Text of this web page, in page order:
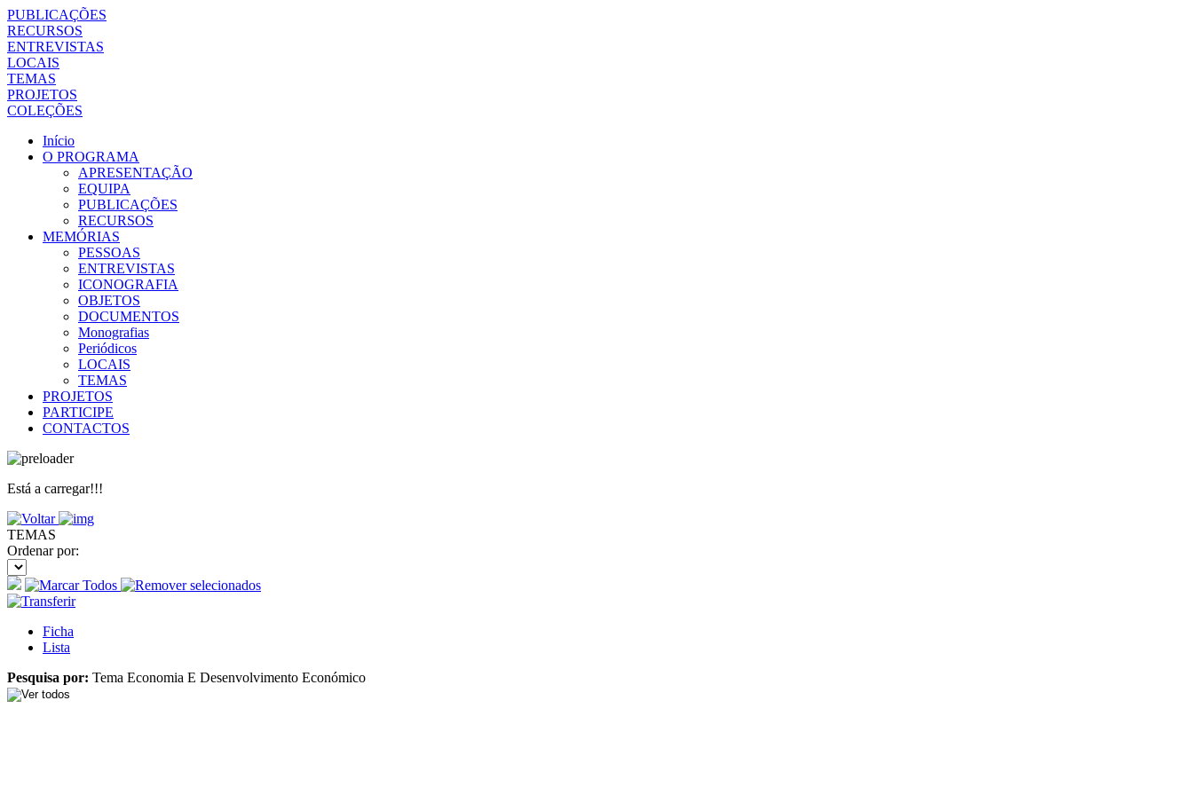
PUBLICAÇÕES
RECURSOS
ENTREVISTAS
LOCAIS
TEMAS
PROJETOS
COLEÇÕES
Início
O PROGRAMA
APRESENTAÇÃO
EQUIPA
PUBLICAÇÕES
RECURSOS
MEMÓRIAS
PESSOAS
ENTREVISTAS
ICONOGRAFIA
OBJETOS
DOCUMENTOS
Monografias
Periódicos
LOCAIS
TEMAS
PROJETOS
PARTICIPE
CONTACTOS
Está a carregar!!!
TEMAS
Ordenar por:
Ficha
Lista
Pesquisa por: Tema Economia E Desenvolvimento Económico